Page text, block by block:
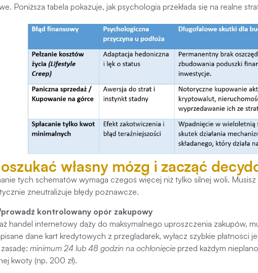
Poniższa tabela pokazuje, jak psychologia przekłada się na realne
własny mózg i zacząć
tych schematów wymaga czegoś więcej niż tylko silnej woli.
zneutralizuje błędy poznawcze.
kontrolowany opór zakupowy
handel internetowy dąży do maksymalnego uproszczenia zakupów,
dane kart kredytowych z przeglądarek, wyłącz szybkie płatności
zasadę:minimum 24 lub 48 godzin na ochłonięcie przed każdym
kwoty (np. 200 zł).